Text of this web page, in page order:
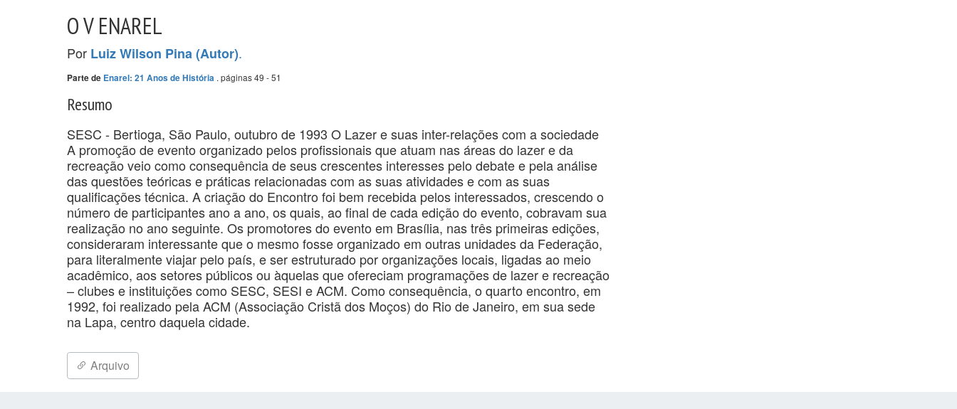
O V ENAREL
Por Luiz Wilson Pina (Autor).
Parte de Enarel: 21 Anos de História . páginas 49 - 51
Resumo
SESC - Bertioga, São Paulo, outubro de 1993 O Lazer e suas inter-relações com a sociedade
A promoção de evento organizado pelos profissionais que atuam nas áreas do lazer e da
recreação veio como consequência de seus crescentes interesses pelo debate e pela análise
das questões teóricas e práticas relacionadas com as suas atividades e com as suas
qualificações técnica. A criação do Encontro foi bem recebida pelos interessados, crescendo o
número de participantes ano a ano, os quais, ao final de cada edição do evento, cobravam sua
realização no ano seguinte. Os promotores do evento em Brasília, nas três primeiras edições,
consideraram interessante que o mesmo fosse organizado em outras unidades da Federação,
para literalmente viajar pelo país, e ser estruturado por organizações locais, ligadas ao meio
acadêmico, aos setores públicos ou àquelas que ofereciam programações de lazer e recreação
– clubes e instituições como SESC, SESI e ACM. Como consequência, o quarto encontro, em
1992, foi realizado pela ACM (Associação Cristã dos Moços) do Rio de Janeiro, em sua sede
na Lapa, centro daquela cidade.
Arquivo